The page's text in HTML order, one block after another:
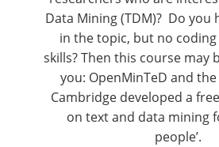
Data Mining (TDM)? Do you
in the topic, but no
skills? Then this course may
you: OpenMinTeD and the
Cambridge developed a
on text and data mining
people’.